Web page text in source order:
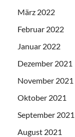
März 2022
Februar 2022
Januar 2022
Dezember 2021
November 2021
Oktober 2021
September 2021
August 2021